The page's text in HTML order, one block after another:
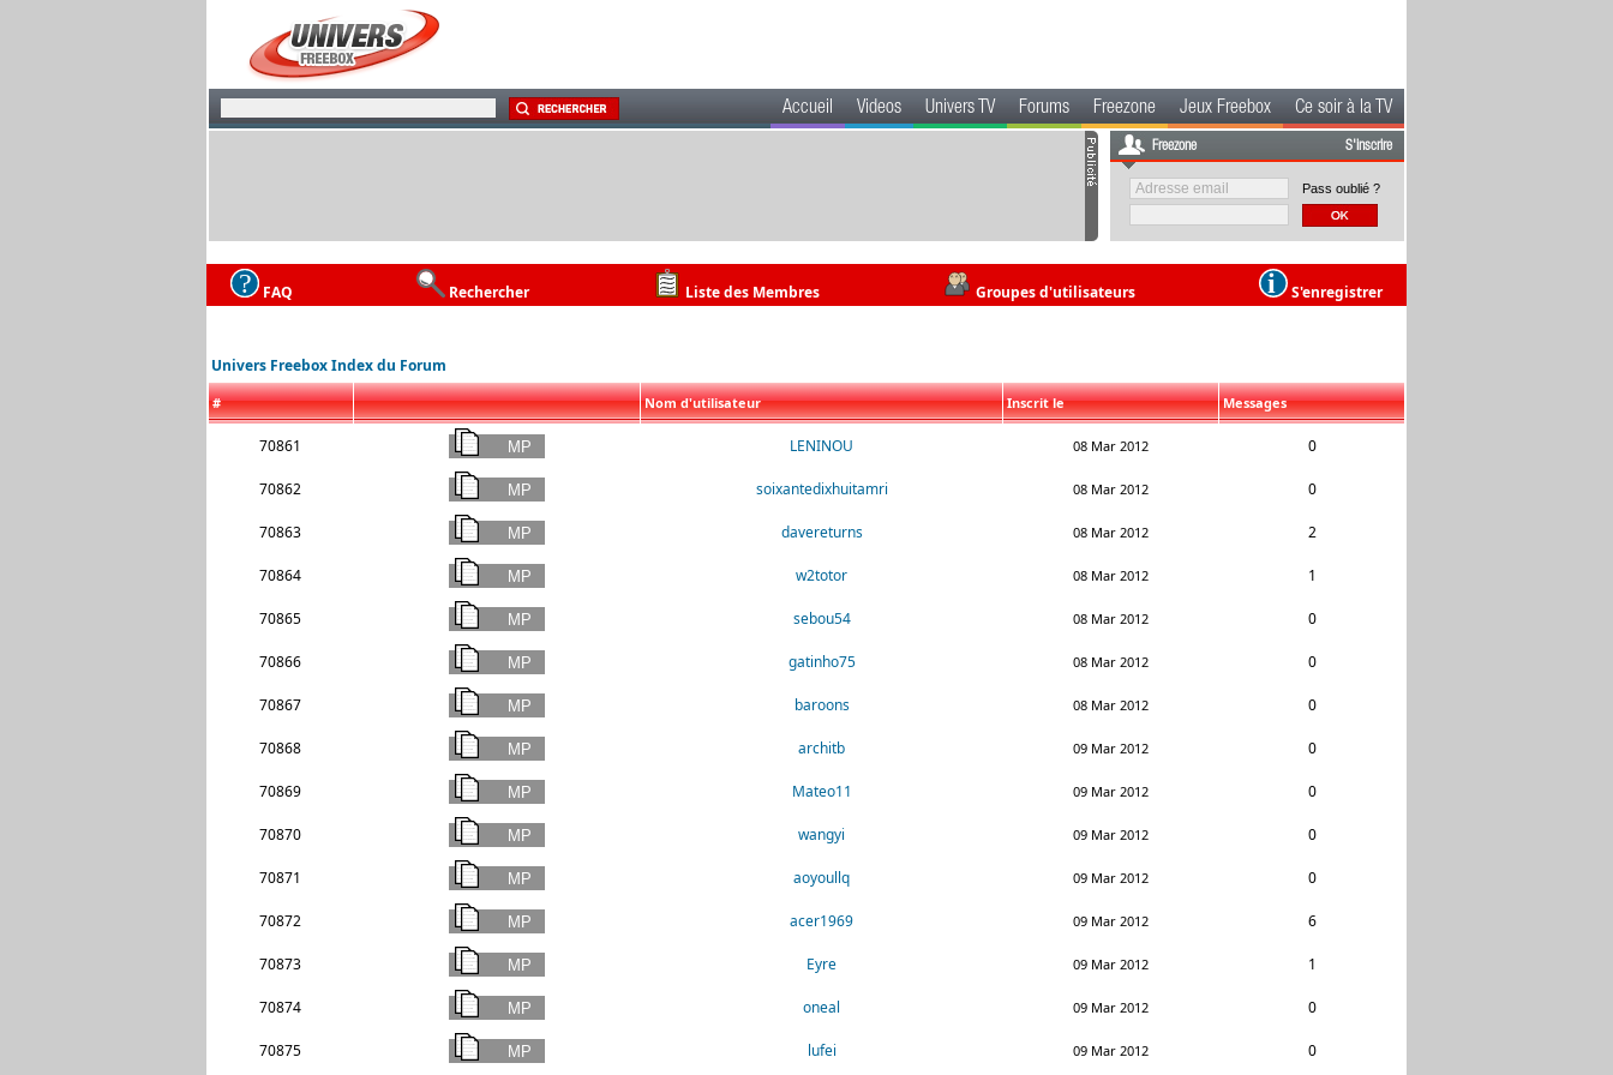
Accueil Videos Univers TV Forums Freezone Jeux Freebox Ce soir à la TV
Freezone S'inscrire
Pass oublié ?
FAQ Rechercher Liste des Membres Groupes d'utilisateurs S'enregistrer
Univers Freebox Index du Forum
# Nom d'utilisateur Inscrit le Messages
70861 LENINOU 08 Mar 2012 0
70862 soixantedixhuitamri 08 Mar 2012 0
70863 davereturns 08 Mar 2012 2
70864 w2totor 08 Mar 2012 1
70865 sebou54 08 Mar 2012 0
70866 gatinho75 08 Mar 2012 0
70867 baroons 08 Mar 2012 0
70868 architb 09 Mar 2012 0
70869 Mateo11 09 Mar 2012 0
70870 wangyi 09 Mar 2012 0
70871 aoyoullq 09 Mar 2012 0
70872 acer1969 09 Mar 2012 6
70873 Eyre 09 Mar 2012 1
70874 oneal 09 Mar 2012 0
70875 lufei 09 Mar 2012 0